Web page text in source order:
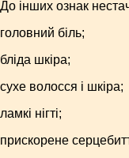
До інших ознак
головний біль;
бліда шкіра;
сухе волосся і шкіра;
ламкі нігті;
прискорене